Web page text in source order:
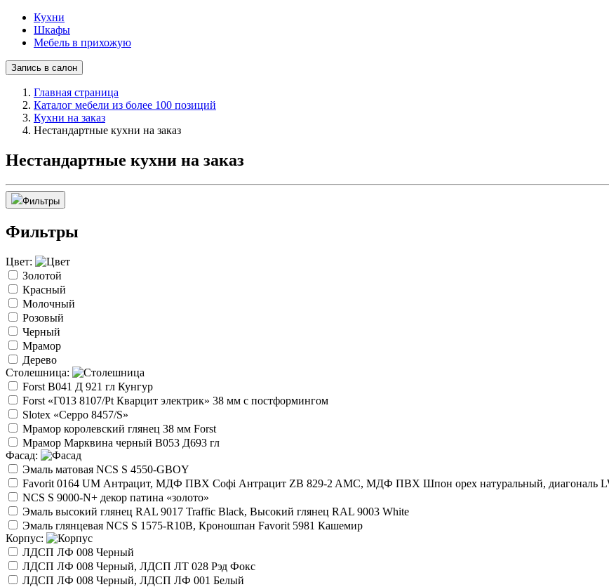
Кухни
Шкафы
Мебель в прихожую
Запись в салон
Главная страница
Каталог мебели из более 100 позиций
Кухни на заказ
Нестандартные кухни на заказ
Нестандартные кухни на заказ
Фильтры
Фильтры
Цвет:
Золотой
Красный
Молочный
Розовый
Черный
Мрамор
Дерево
Столешница:
Forst B041 Д 921 гл Кунгур
Forst «Г013 8107/Pt Кварцит электрик» 38 мм с постформингом
Slotex «Ceppo 8457/S»
Мрамор королевский глянец 38 мм Forst
Мрамор Марквина черный В053 Д693 гл
Фасад:
Эмаль матовая NCS S 4550-GBOY
Favorit 0164 UM Антрацит, МДФ ПВХ Софі Антрацит ZB 829-2 AMC, МДФ ПВХ Шпон орех натуральный, диагональ
NCS S 9000-N+ декор патина «золото»
Эмаль высокий глянец RAL 9017 Traffic Black, Высокий глянец RAL 9003 White
Эмаль глянцевая NCS S 1575-R10B, Кроношпан Favorit 5981 Кашемир
Корпус:
ЛДСП ЛФ 008 Черный
ЛДСП ЛФ 008 Черный, ЛДСП ЛТ 028 Рэд Фокс
ЛДСП ЛФ 008 Черный, ЛДСП ЛФ 001 Белый